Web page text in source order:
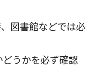
図書館などでは必
うかを必ず確認